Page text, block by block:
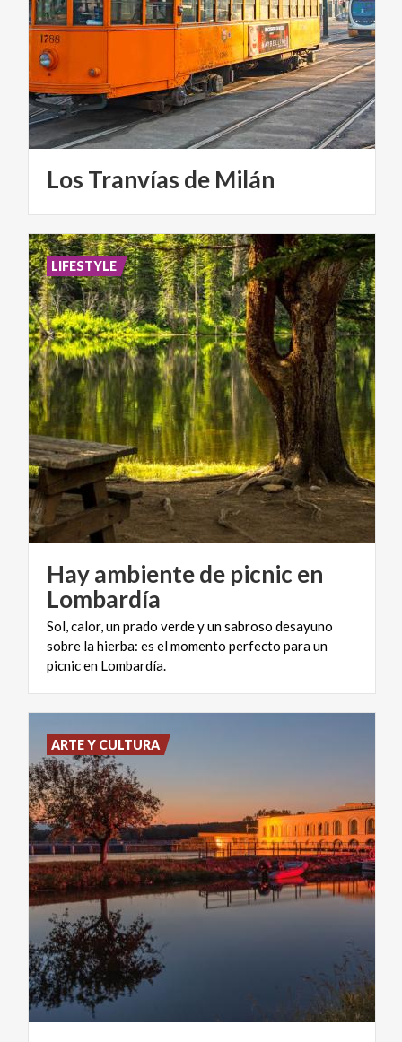
Los Tranvías de Milán
Hay ambiente de picnic en
Lombardía
Sol, calor, un prado verde y un sabroso desayuno
sobre la hierba: es el momento perfecto para un
picnic en Lombardía.
LIFESTYLE
ARTE Y CULTURA